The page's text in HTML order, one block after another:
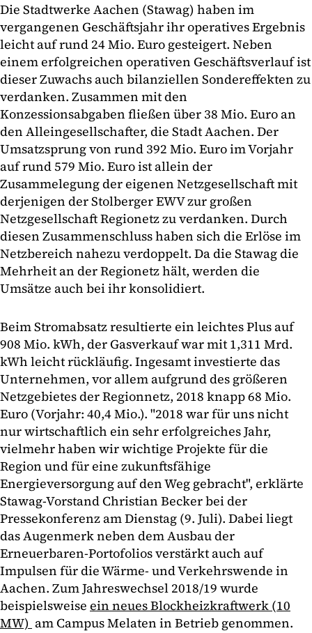
Die Stadtwerke Aachen (Stawag) haben im
vergangenen Geschäftsjahr ihr operatives Ergebnis
leicht auf rund 24 Mio. Euro gesteigert. Neben
einem erfolgreichen operativen Geschäftsverlauf ist
dieser Zuwachs auch bilanziellen Sondereffekten zu
verdanken. Zusammen mit den
Konzessionsabgaben fließen über 38 Mio. Euro an
den Alleingesellschafter, die Stadt Aachen. Der
Umsatzsprung von rund 392 Mio. Euro im Vorjahr
auf rund 579 Mio. Euro ist allein der
Zusammelegung der eigenen Netzgesellschaft mit
derjenigen der Stolberger EWV zur großen
Netzgesellschaft Regionetz zu verdanken. Durch
diesen Zusammenschluss haben sich die Erlöse im
Netzbereich nahezu verdoppelt. Da die Stawag die
Mehrheit an der Regionetz hält, werden die
Umsätze auch bei ihr konsolidiert.
Beim Stromabsatz resultierte ein leichtes Plus auf
908 Mio. kWh, der Gasverkauf war mit 1,311 Mrd.
kWh leicht rückläufig. Ingesamt investierte das
Unternehmen, vor allem aufgrund des größeren
Netzgebietes der Regionnetz, 2018 knapp 68 Mio.
Euro (Vorjahr: 40,4 Mio.). "2018 war für uns nicht
nur wirtschaftlich ein sehr erfolgreiches Jahr,
vielmehr haben wir wichtige Projekte für die
Region und für eine zukunftsfähige
Energieversorgung auf den Weg gebracht", erklärte
Stawag-Vorstand Christian Becker bei der
Pressekonferenz am Dienstag (9. Juli). Dabei liegt
das Augenmerk neben dem Ausbau der
Erneuerbaren-Portofolios verstärkt auch auf
Impulsen für die Wärme- und Verkehrswende in
Aachen. Zum Jahreswechsel 2018/19 wurde
beispielsweise ein neues Blockheizkraftwerk (10
MW) am Campus Melaten in Betrieb genommen.